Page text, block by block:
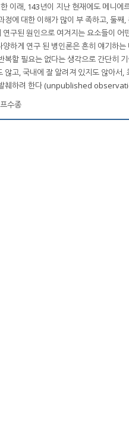
래, 143년이 지난 현재에도 메니에
에 대한 이해가 많이 부 족하고, 둘
구된 원인으로 여겨지는 요소들이
하게 연구 된 병인론은 흔히 얘기하
복할 필요는 없다는 생각으로 간단히
고, 국내에 잘 알려져 있지도 않아서
발췌하려 한다 (unpublished
수종